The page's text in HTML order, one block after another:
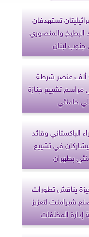
تستهدفان
والمنصوري
لبنان
إيران: 65 ألف عنصر شرطة
تشييع جنازة
خامنئي
الباكستاني وقائد
في تشييع
بطهران
يناقش تطورات
شبرامنت لتعزيز
المخلفات